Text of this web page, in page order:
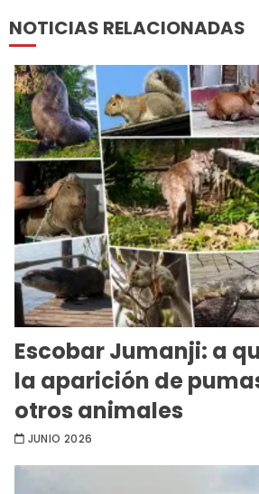
NOTICIAS RELACIONADAS
Escobar Jumanji: a
la aparición de
otros animales
JUNIO 2026